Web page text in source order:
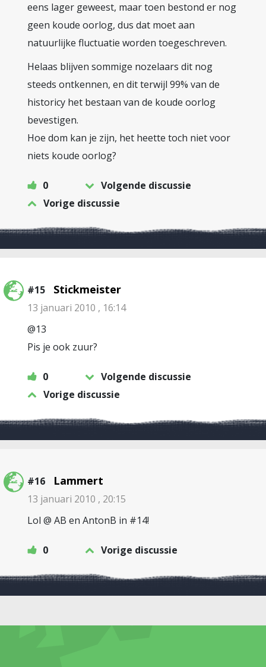
eens lager geweest, maar toen bestond er nog
geen koude oorlog, dus dat moet aan
natuurlijke fluctuatie worden toegeschreven.
Helaas blijven sommige nozelaars dit nog
steeds ontkennen, en dit terwijl 99% van de
historicy het bestaan van de koude oorlog
bevestigen.
Hoe dom kan je zijn, het heette toch niet voor
niets koude oorlog?
0
Volgende discussie
Vorige discussie
#15 Stickmeister
13 januari 2010 , 16:14
@13
Pis je ook zuur?
0
Volgende discussie
Vorige discussie
#16 Lammert
13 januari 2010 , 20:15
Lol @ AB en AntonB in #14!
0 Vorige discussie